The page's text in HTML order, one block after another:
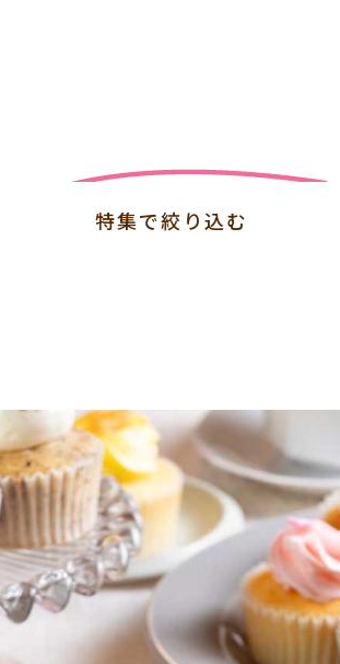
特集で絞り込む
・学校・スポーツチームの方へ 4,000円以上
クラブ)で人気 4,000円以上で冷凍配送無料
）